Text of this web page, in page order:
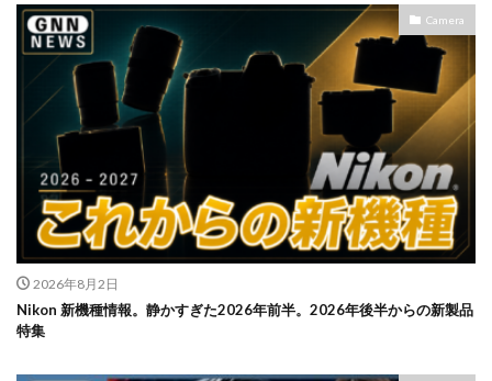
Camera
2026年8月2日
Nikon 新機種情報。静かすぎた2026年前半。2026年後半からの新製品
特集